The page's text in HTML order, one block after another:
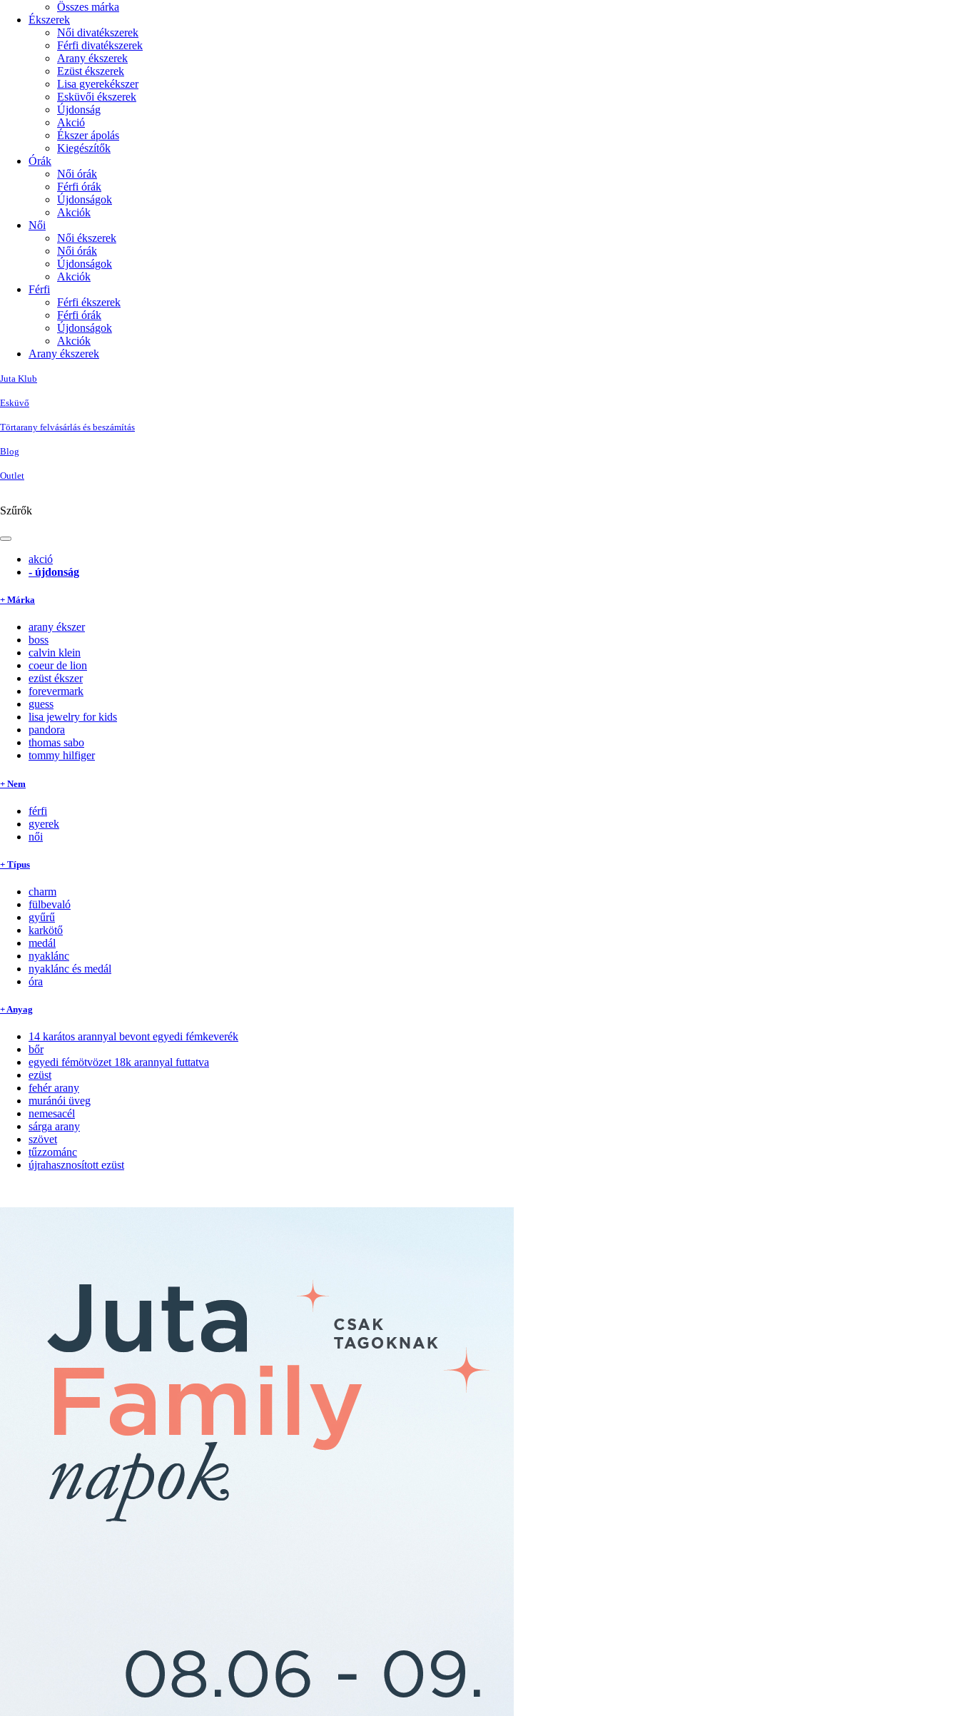
Összes márka
Ékszerek
Női divatékszerek
Férfi divatékszerek
Arany ékszerek
Ezüst ékszerek
Lisa gyerekékszer
Esküvői ékszerek
Újdonság
Akció
Ékszer ápolás
Kiegészítők
Órák
Női órák
Férfi órák
Újdonságok
Akciók
Női
Női ékszerek
Női órák
Újdonságok
Akciók
Férfi
Férfi ékszerek
Férfi órák
Újdonságok
Akciók
Arany ékszerek
Juta Klub
Esküvő
Törtarany felvásárlás és beszámítás
Blog
Outlet
Szűrők
akció
- újdonság
+ Márka
arany ékszer
boss
calvin klein
coeur de lion
ezüst ékszer
forevermark
guess
lisa jewelry for kids
pandora
thomas sabo
tommy hilfiger
+ Nem
férfi
gyerek
női
+ Típus
charm
fülbevaló
gyűrű
karkötő
medál
nyaklánc
nyaklánc és medál
óra
+ Anyag
14 karátos arannyal bevont egyedi fémkeverék
bőr
egyedi fémötvözet 18k arannyal futtatva
ezüst
fehér arany
muránói üveg
nemesacél
sárga arany
szövet
tűzzománc
újrahasznosított ezüst